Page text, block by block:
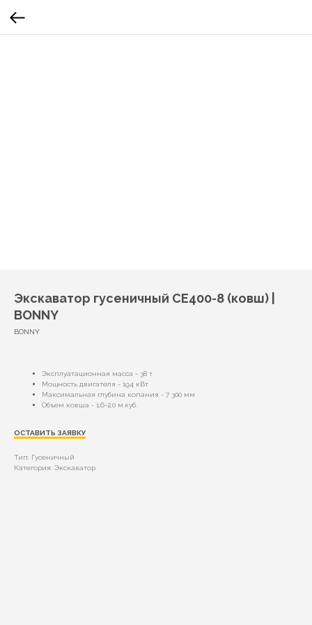
Экскаватор гусеничный CE400-8 (ковш) |
BONNY
BONNY
Эксплуатационная масса - 38 т
Мощность двигателя - 194 кВт
Максимальная глубина копания - 7 300 мм
Объем ковша - 1,6-2,0 м.куб.
ОСТАВИТЬ ЗАЯВКУ
Тип: Гусеничный
Категория: Экскаватор